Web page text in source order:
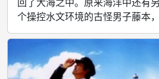
个操控水文环境的古怪男子藤本